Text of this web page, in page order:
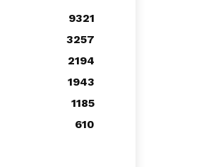
9321
3257
2194
1943
1185
610